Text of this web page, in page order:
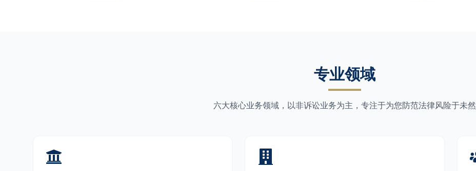
专业领域
六大核心业务领域，以非诉讼业务为主，专注于为您防范法律风险于未然